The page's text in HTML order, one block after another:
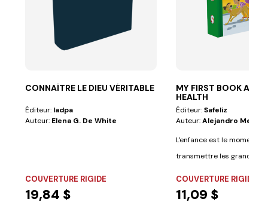
CONNAÎTRE LE DIEU VÉRITABLE
Éditeur: Iadpa
Auteur: Elena G. De White
COUVERTURE RIGIDE
19,84 $
MY FIRST BOOK
HEALTH
Éditeur:Safeliz
Auteur:Alejandro
L'enfance est le moment
transmettre les grandes
COUVERTURE RIGIDE
11,09 $